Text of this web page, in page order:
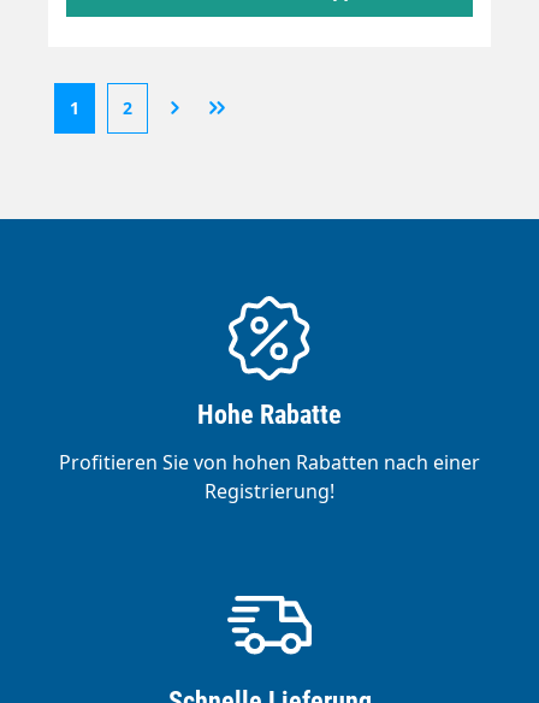
1 2
Hohe Rabatte
Profitieren Sie von hohen Rabatten nach einer
Registrierung!